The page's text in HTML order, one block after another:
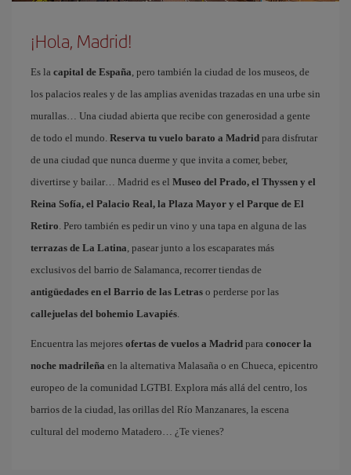
¡Hola, Madrid!
Es la capital de España, pero también la ciudad de los museos, de
los palacios reales y de las amplias avenidas trazadas en una urbe sin
murallas… Una ciudad abierta que recibe con generosidad a gente
de todo el mundo. Reserva tu vuelo barato a Madrid para disfrutar
de una ciudad que nunca duerme y que invita a comer, beber,
divertirse y bailar… Madrid es el Museo del Prado, el Thyssen y el
Reina Sofía, el Palacio Real, la Plaza Mayor y el Parque de El
Retiro. Pero también es pedir un vino y una tapa en alguna de las
terrazas de La Latina, pasear junto a los escaparates más
exclusivos del barrio de Salamanca, recorrer tiendas de
antigüedades en el Barrio de las Letras o perderse por las
callejuelas del bohemio Lavapiés.
Encuentra las mejores ofertas de vuelos a Madrid para conocer la
noche madrileña en la alternativa Malasaña o en Chueca, epicentro
europeo de la comunidad LGTBI. Explora más allá del centro, los
barrios de la ciudad, las orillas del Río Manzanares, la escena
cultural del moderno Matadero… ¿Te vienes?